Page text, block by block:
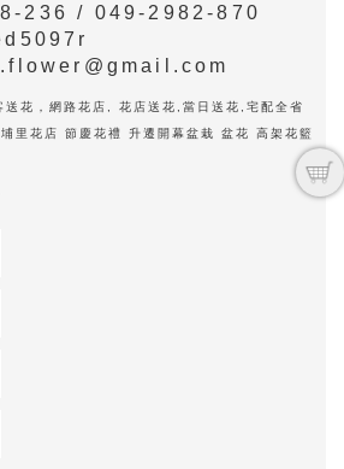
236 / 049-2982-870
送花，網路花店, 花店送花,當日送花,宅配全省
里花店 節慶花禮 升遷開幕盆栽 盆花 高架花籃